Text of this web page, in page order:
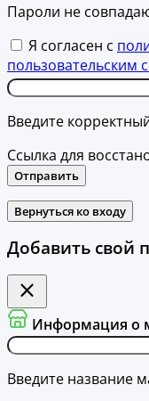
Пароли не
Я согласен с
пользовательским
Введите
Ссылка для
Отправить
Вернуться ко входу
Добавить свой
Информация о
Введите название